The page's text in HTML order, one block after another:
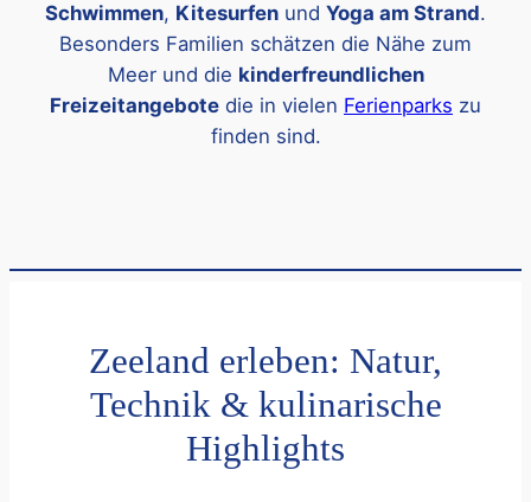
Schwimmen, Kitesurfen und Yoga am Strand.
Besonders Familien schätzen die Nähe zum
Meer und die kinderfreundlichen
Freizeitangebote die in vielen Ferienparks zu
finden sind.
Zeeland erleben: Natur,
Technik & kulinarische
Highlights